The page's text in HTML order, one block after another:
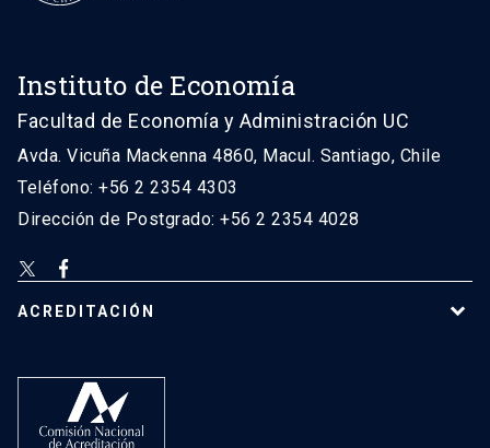
Instituto de Economía
Facultad de Economía y Administración UC
Avda. Vicuña Mackenna 4860, Macul. Santiago, Chile
Teléfono: +56 2 2354 4303
Dirección de Postgrado: +56 2 2354 4028
ACREDITACIÓN